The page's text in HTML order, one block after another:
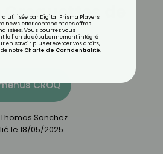
de
CROQ
Thomas Sanchez
le 18/05/2025
utilisée par Digital Prisma Players
newsletter contenant des offres
Vous pourrez vous
le lien de désabonnement intégré
en savoir plus et exercer vos droits,
notre Charte de Confidentialité.